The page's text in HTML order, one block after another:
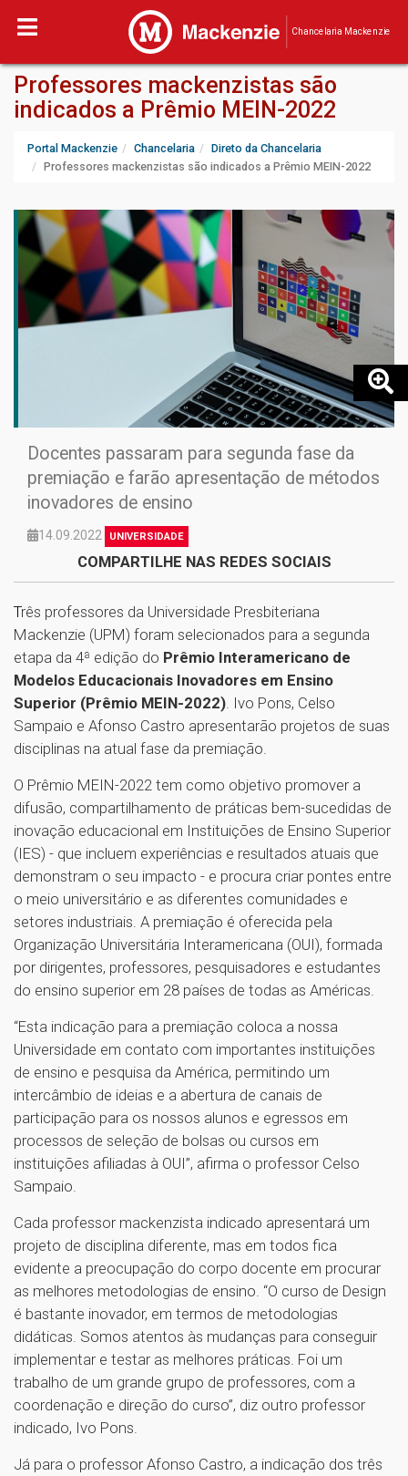
Chancelaria Mackenzie
Professores mackenzistas são
indicados a Prêmio MEIN-2022
Portal Mackenzie Chancelaria
Direto da Chancelaria
Professores mackenzistas são indicados a Prêmio MEIN-2022
Docentes passaram para segunda fase da
premiação e farão apresentação de métodos
inovadores de ensino
14.09.2022 UNIVERSIDADE
COMPARTILHE NAS REDES SOCIAIS
Três professores da Universidade Presbiteriana
Mackenzie (UPM) foram selecionados para a segunda
etapa da 4ª edição do Prêmio Interamericano de
Modelos Educacionais Inovadores em Ensino
Superior (Prêmio MEIN-2022) . Ivo Pons, Celso
Sampaio e Afonso Castro apresentarão projetos de suas
disciplinas na atual fase da premiação.
O Prêmio MEIN-2022 tem como objetivo promover a
difusão, compartilhamento de práticas bem-sucedidas de
inovação educacional em Instituições de Ensino Superior
(IES) - que incluem experiências e resultados atuais que
demonstram o seu impacto - e procura criar pontes entre
o meio universitário e as diferentes comunidades e
setores industriais. A premiação é oferecida pela
Organização Universitária Interamericana (OUI), formada
por dirigentes, professores, pesquisadores e estudantes
do ensino superior em 28 países de todas as Américas.
“Esta indicação para a premiação coloca a nossa
Universidade em contato com importantes instituições
de ensino e pesquisa da América, permitindo um
intercâmbio de ideias e a abertura de canais de
participação para os nossos alunos e egressos em
processos de seleção de bolsas ou cursos em
instituições afiliadas à OUI”, afirma o professor Celso
Sampaio.
Cada professor mackenzista indicado apresentará um
projeto de disciplina diferente, mas em todos fica
evidente a preocupação do corpo docente em procurar
as melhores metodologias de ensino. “O curso de Design
é bastante inovador, em termos de metodologias
didáticas. Somos atentos às mudanças para conseguir
implementar e testar as melhores práticas. Foi um
trabalho de um grande grupo de professores, com a
coordenação e direção do curso”, diz outro professor
indicado, Ivo Pons.
Já para o professor Afonso Castro, a indicação dos três